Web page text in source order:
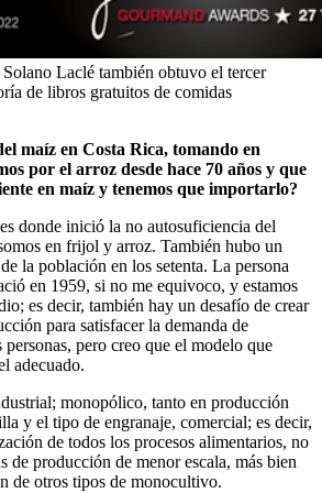
Laclé también obtuvo el tercer
de libros gratuitos de comidas
maíz en Costa Rica, tomando en
por el arroz desde hace 70 años y que
en maíz y tenemos que importarlo?
donde inició la no autosuficiencia del
en frijol y arroz. También hubo un
la población en los setenta. La persona
en 1959, si no me equivoco, y estamos
es decir, también hay un desafío de crear
para satisfacer la demanda de
personas, pero creo que el modelo que
adecuado.
monopólico, tanto en producción
y el tipo de engranaje, comercial; es decir,
de todos los procesos alimentarios, no
de producción de menor escala, más bien
de otros tipos de monocultivo.